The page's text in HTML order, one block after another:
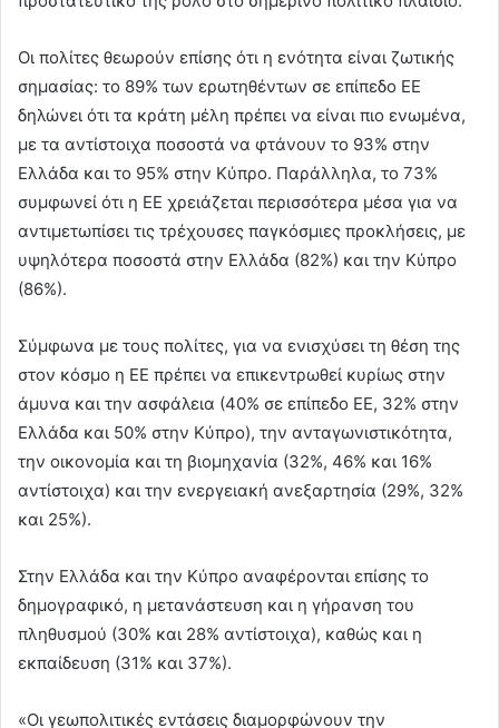
Οι πολίτες θεωρούν επίσης ότι η ενότητα είναι ζωτικής
σημασίας: το 89% των ερωτηθέντων σε επίπεδο ΕΕ
δηλώνει ότι τα κράτη μέλη πρέπει να είναι πιο ενωμένα,
με τα αντίστοιχα ποσοστά να φτάνουν το 93% στην
Ελλάδα και το 95% στην Κύπρο. Παράλληλα, το 73%
συμφωνεί ότι η ΕΕ χρειάζεται περισσότερα μέσα για να
αντιμετωπίσει τις τρέχουσες παγκόσμιες προκλήσεις, με
υψηλότερα ποσοστά στην Ελλάδα (82%) και την Κύπρο
(86%).
Σύμφωνα με τους πολίτες, για να ενισχύσει τη θέση της
στον κόσμο η ΕΕ πρέπει να επικεντρωθεί κυρίως στην
άμυνα και την ασφάλεια (40% σε επίπεδο ΕΕ, 32% στην
Ελλάδα και 50% στην Κύπρο), την ανταγωνιστικότητα,
την οικονομία και τη βιομηχανία (32%, 46% και 16%
αντίστοιχα) και την ενεργειακή ανεξαρτησία (29%, 32%
και 25%).
Στην Ελλάδα και την Κύπρο αναφέρονται επίσης το
δημογραφικό, η μετανάστευση και η γήρανση του
πληθυσμού (30% και 28% αντίστοιχα), καθώς και η
εκπαίδευση (31% και 37%).
«Οι γεωπολιτικές εντάσεις διαμορφώνουν την